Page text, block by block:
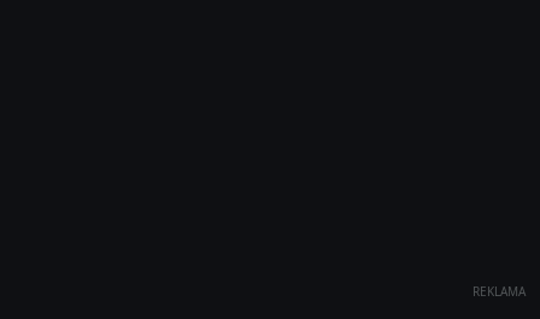
REKLAMA